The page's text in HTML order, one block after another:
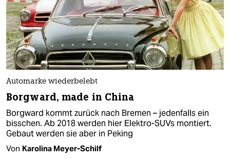
Automarke wiederbelebt
Borgward, made in China
Borgward kommt zurück nach Bremen – jedenfalls ein
bisschen. Ab 2018 werden hier Elektro-SUVs montiert.
Gebaut werden sie aber in Peking
Von Karolina Meyer-Schilf